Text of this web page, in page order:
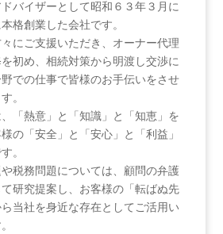
バイザーとして昭和６３年３月に
格創業した会社です。
にご支援いただき、オーナー代理
初め、相続対策から明渡し交渉に
での仕事で皆様のお手伝いをさせ
。
「熱意」と「知識」と「知恵」を
の「安全」と「安心」と「利益」
。
税務問題については、顧問の弁護
研究提案し、お客様の「転ばぬ先
当社を身近な存在としてご活用い